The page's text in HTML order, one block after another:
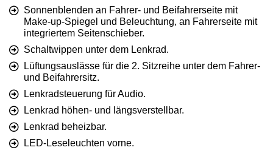
Sonnenblenden an Fahrer- und Beifahrerseite mit
Make-up-Spiegel und Beleuchtung, an Fahrerseite mit
integriertem Seitenschieber.
Schaltwippen unter dem Lenkrad.
Lüftungsauslässe für die 2. Sitzreihe unter dem Fahrer-
und Beifahrersitz.
Lenkradsteuerung für Audio.
Lenkrad höhen- und längsverstellbar.
Lenkrad beheizbar.
LED-Leseleuchten vorne.